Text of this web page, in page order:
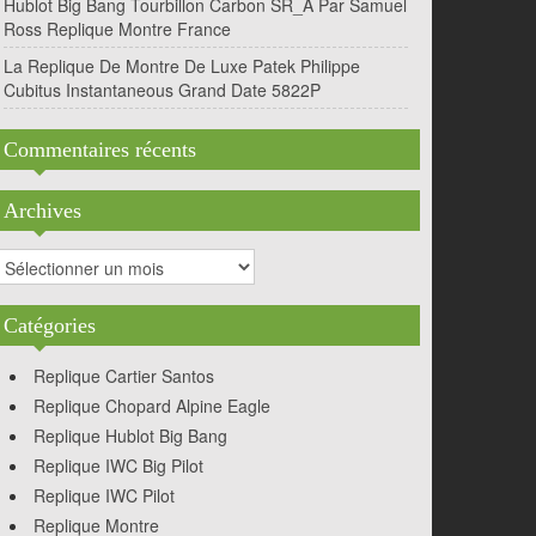
Hublot Big Bang Tourbillon Carbon SR_A Par Samuel
Ross Replique Montre France
La Replique De Montre De Luxe Patek Philippe
Cubitus Instantaneous Grand Date 5822P
Commentaires récents
Archives
Catégories
Replique Cartier Santos
Replique Chopard Alpine Eagle
Replique Hublot Big Bang
Replique IWC Big Pilot
Replique IWC Pilot
Replique Montre